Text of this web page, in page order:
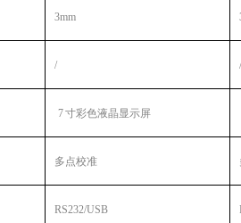
3mm
/ /
7寸彩色液晶显示屏
多点校准
RS232/USB